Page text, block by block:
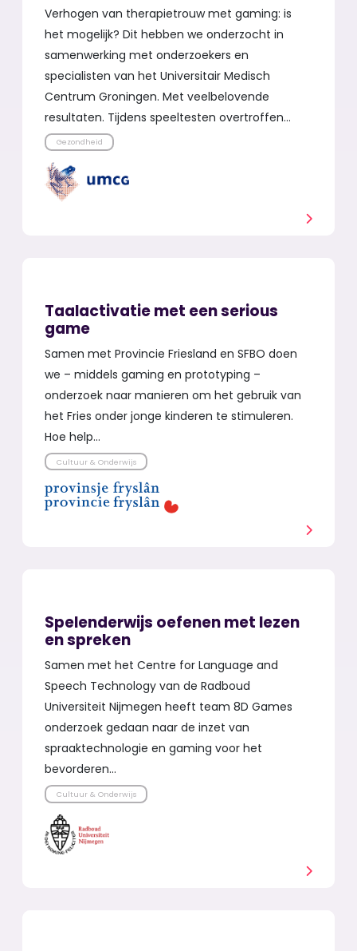
Verhogen van therapietrouw met gaming: is
het mogelijk? Dit hebben we onderzocht in
samenwerking met onderzoekers en
specialisten van het Universitair Medisch
Centrum Groningen. Met veelbelovende
resultaten. Tijdens speeltesten overtroffen…
Gezondheid
Taalactivatie met een serious
game
Samen met Provincie Friesland en SFBO doen
we – middels gaming en prototyping –
onderzoek naar manieren om het gebruik van
het Fries onder jonge kinderen te stimuleren.
Hoe help…
Cultuur & Onderwijs
Spelenderwijs oefenen met lezen
en spreken
Samen met het Centre for Language and
Speech Technology van de Radboud
Universiteit Nijmegen heeft team 8D Games
onderzoek gedaan naar de inzet van
spraaktechnologie en gaming voor het
bevorderen…
Cultuur & Onderwijs